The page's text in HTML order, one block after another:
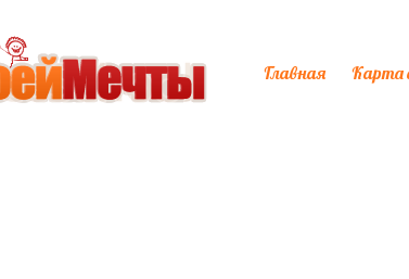
Главная Карта